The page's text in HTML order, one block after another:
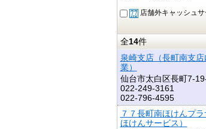
店舗外キャッシュ
全14件
泉崎支店（長町南支
業）
仙台市太白区長町7-
022-249-3161
022-796-4595
７７長町南ほけんプ
ほけんサービス）